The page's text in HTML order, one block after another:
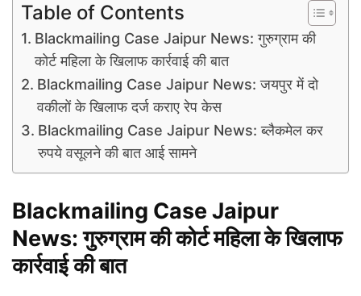
Table of Contents
Blackmailing Case Jaipur News: गुरुग्राम की
कोर्ट महिला के खिलाफ कार्रवाई की बात
Blackmailing Case Jaipur News: जयपुर में दो
वकीलों के खिलाफ दर्ज कराए रेप केस
Blackmailing Case Jaipur News: ब्लैकमेल कर
रुपये वसूलने की बात आई सामने
Blackmailing Case Jaipur
News: गुरुग्राम की कोर्ट महिला के खिलाफ
कार्रवाई की बात